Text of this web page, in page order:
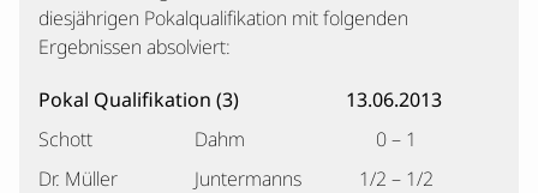
Termine
Kontakt
diesjährigen Pokalqualifikation mit folgenden
Ergebnissen absolviert:
Pokal Qualifikation (3)
13.06.2013
Schott
Dahm
0 – 1
Dr. Müller
Juntermanns
1/2 – 1/2